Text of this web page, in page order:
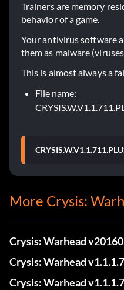
Trainers are memory
behavior of a game.
Your antivirus software
them as malware
This is almost always a
File name:
More Crysis:
Crysis: Warhead
Crysis: Warhead
Crysis: Warhead